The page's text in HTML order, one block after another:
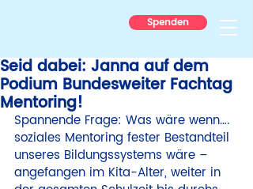
Spenden
Seid dabei: Janna auf dem
Podium Bundesweiter Fachtag
Mentoring!
Spannende Frage: Was wäre wenn….
soziales Mentoring fester Bestandteil
unseres Bildungssystems wäre –
angefangen im Kita-Alter, weiter in